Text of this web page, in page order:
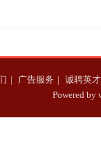
| 广告服务 | 诚聘英才
Powered by